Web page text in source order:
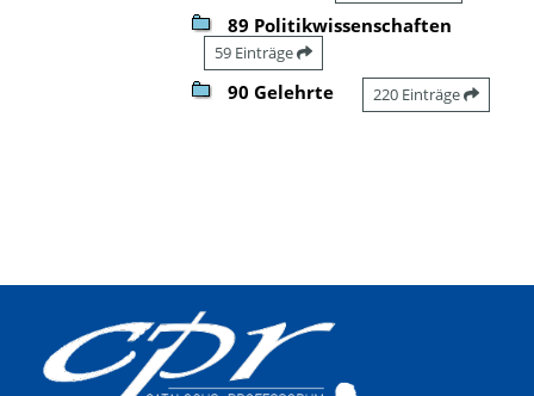
89 Politikwissenschaften
59 Einträge
90 Gelehrte 220 Einträge